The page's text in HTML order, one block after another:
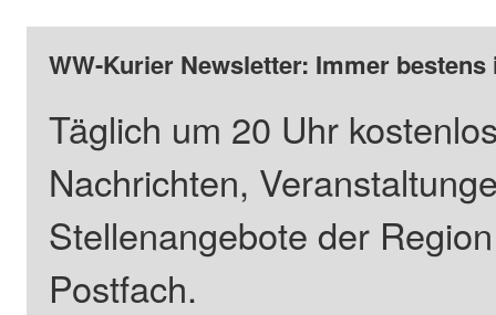
WW-Kurier Newsletter: Immer
Täglich um 20 Uhr
Nachrichten,
Stellenangebote der
Postfach.